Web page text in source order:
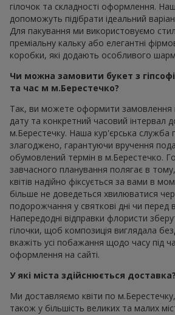
гілочок та складності оформлення.
допоможуть підібрати ідеальний
Для пакування ми використовуємо
преміальну кальку або елегантні
коробки, які додають особливого
Чи можна замовити букет з
та час м м.Берестечко?
Так, ви можете оформити замовлення
дату та конкретний часовий інтервал
м.Берестечку. Наша кур'єрська служба
злагоджено, гарантуючи вручення
обумовлений термін в м.Берестечко.
завчасного планування полягає в
квітів надійно фіксується за вами в
більше не доведеться хвилюватися
подорожчання у святкові дні чи перед
Напередодні відправки флористи
гілочки, щоб композиція виглядала
вкажіть усі побажання щодо часу під
оформлення на сайті.
У які міста здійснюється доставка?
Ми доставляємо квіти по
також у більшість великих та малих